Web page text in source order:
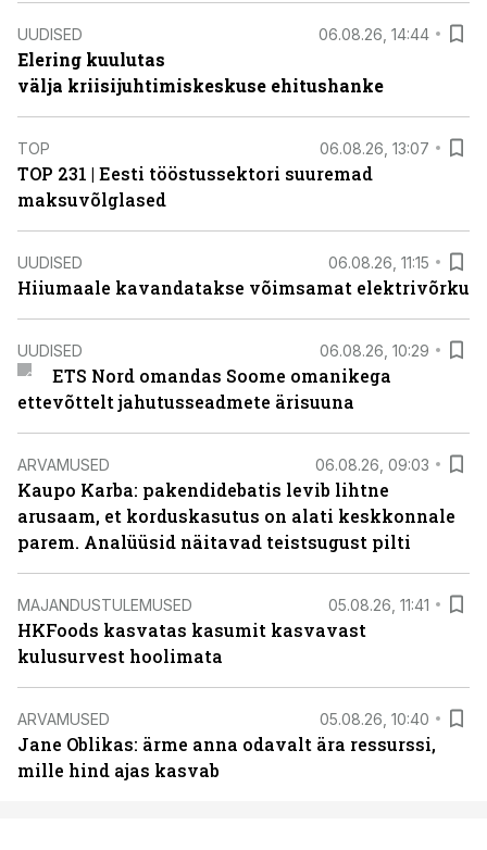
UUDISED 06.08.26, 14:44
Elering kuulutas
välja kriisijuhtimiskeskuse ehitushanke
TOP 06.08.26, 13:07
TOP 231 | Eesti tööstussektori suuremad
maksuvõlglased
UUDISED 06.08.26, 11:15
Hiiumaale kavandatakse võimsamat elektrivõrku
UUDISED 06.08.26, 10:29
ETS Nord omandas Soome omanikega
ettevõttelt jahutusseadmete ärisuuna
ARVAMUSED 06.08.26, 09:03
Kaupo Karba: pakendidebatis levib lihtne
arusaam, et korduskasutus on alati keskkonnale
parem. Analüüsid näitavad teistsugust pilti
MAJANDUSTULEMUSED 05.08.26, 11:41
HKFoods kasvatas kasumit kasvavast
kulusurvest hoolimata
ARVAMUSED 05.08.26, 10:40
Jane Oblikas: ärme anna odavalt ära ressurssi,
mille hind ajas kasvab